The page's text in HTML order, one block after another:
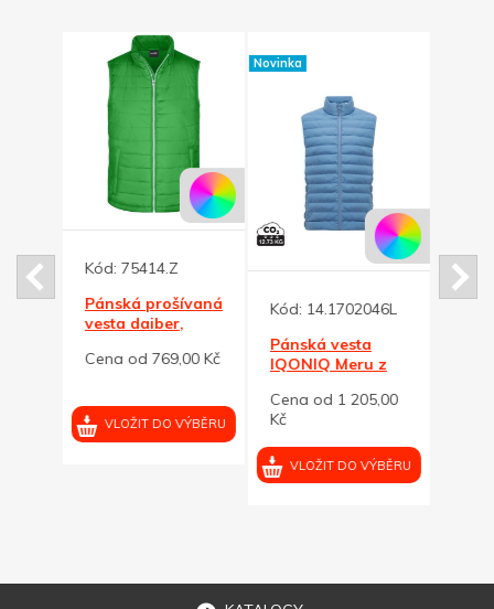
Kód: 75414.Z
Pánská prošívaná
vesta daiber,
Cena od 769,00 Kč
VLOŽIT DO VÝBĚRU
Novinka
Kód: 14.1702046L
Pánská vesta
IQONIQ Meru z
modrá, L
Cena od 1 205,00
Kč
VLOŽIT DO VÝBĚRU